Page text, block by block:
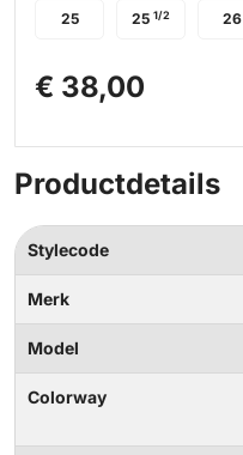
25 25 1/2 26
€ 38,00
Productdetails
Stylecode
Merk
Model
Colorway